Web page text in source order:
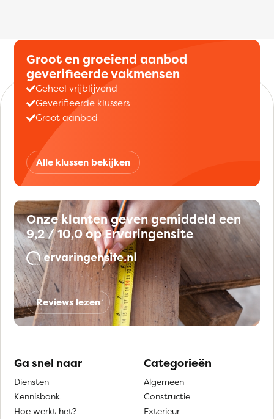
Groot en groeiend aanbod
geverifieerde vakmensen
Geheel vrijblijvend
Geverifieerde klussers
Groot aanbod
Alle klussen bekijken
Onze klanten geven gemiddeld een
9,2 / 10,0 op Ervaringensite
Reviews lezen
Ga snel naar
Diensten
Kennisbank
Hoe werkt het?
Categorieën
Algemeen
Constructie
Exterieur